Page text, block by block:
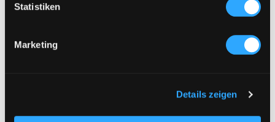
Statistiken
Marketing
Details zeigen